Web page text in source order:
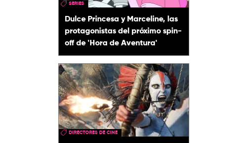
SERIES
Dulce Princesa y Marceline, las
protagonistas del próximo spin-
off de 'Hora de Aventura'
DIRECTORES DE CINE